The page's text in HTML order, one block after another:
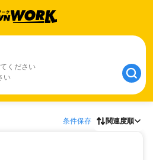
ください
い
条件保存 関連度順